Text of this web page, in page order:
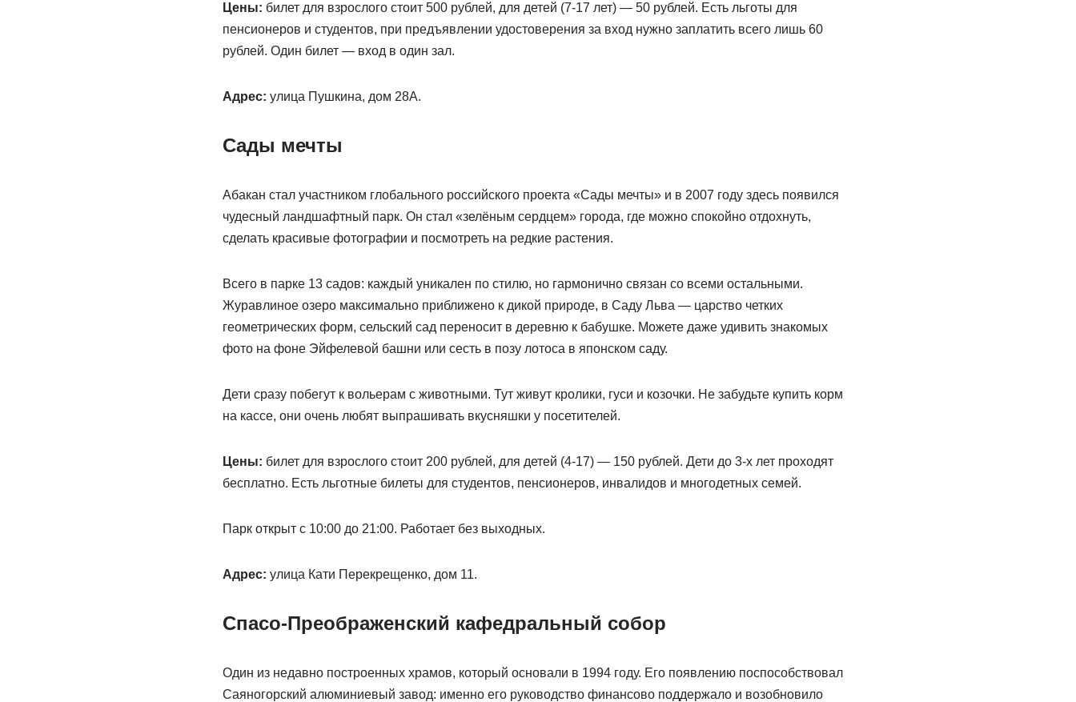
Цены: билет для взрослого стоит 500 рублей, для детей (7-17 лет) — 50 рублей. Есть льготы для
пенсионеров и студентов, при предъявлении удостоверения за вход нужно заплатить всего лишь 60
рублей. Один билет — вход в один зал.
Адрес: улица Пушкина, дом 28А.
Сады мечты
Абакан стал участником глобального российского проекта «Сады мечты» и в 2007 году здесь появился
чудесный ландшафтный парк. Он стал «зелёным сердцем» города, где можно спокойно отдохнуть,
сделать красивые фотографии и посмотреть на редкие растения.
Всего в парке 13 садов: каждый уникален по стилю, но гармонично связан со всеми остальными.
Журавлиное озеро максимально приближено к дикой природе, в Саду Льва — царство четких
геометрических форм, сельский сад переносит в деревню к бабушке. Можете даже удивить знакомых
фото на фоне Эйфелевой башни или сесть в позу лотоса в японском саду.
Дети сразу побегут к вольерам с животными. Тут живут кролики, гуси и козочки. Не забудьте купить корм
на кассе, они очень любят выпрашивать вкусняшки у посетителей.
Цены: билет для взрослого стоит 200 рублей, для детей (4-17) — 150 рублей. Дети до 3-х лет проходят
бесплатно. Есть льготные билеты для студентов, пенсионеров, инвалидов и многодетных семей.
Парк открыт с 10:00 до 21:00. Работает без выходных.
Адрес: улица Кати Перекрещенко, дом 11.
Спасо-Преображенский кафедральный собор
Один из недавно построенных храмов, который основали в 1994 году. Его появлению поспособствовал
Саяногорский алюминиевый завод: именно его руководство финансово поддержало и возобновило